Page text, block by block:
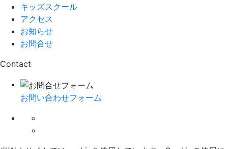
キッズスクール
アクセス
お知らせ
お問合せ
Contact
お問い合わせフォーム